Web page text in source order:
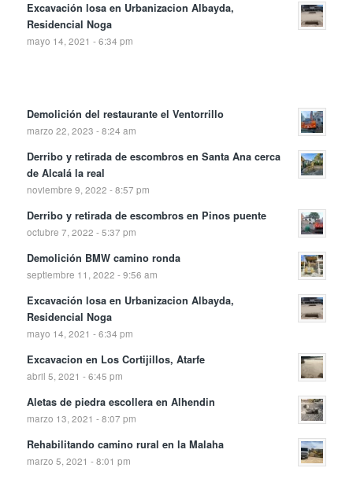
Excavación losa en Urbanizacion Albayda,
Residencial Noga
mayo 14, 2021 - 6:34 pm
Demolición del restaurante el Ventorrillo
marzo 22, 2023 - 8:24 am
Derribo y retirada de escombros en Santa Ana cerca
de Alcalá la real
noviembre 9, 2022 - 8:57 pm
Derribo y retirada de escombros en Pinos puente
octubre 7, 2022 - 5:37 pm
Demolición BMW camino ronda
septiembre 11, 2022 - 9:56 am
Excavación losa en Urbanizacion Albayda,
Residencial Noga
mayo 14, 2021 - 6:34 pm
Excavacion en Los Cortijillos, Atarfe
abril 5, 2021 - 6:45 pm
Aletas de piedra escollera en Alhendin
marzo 13, 2021 - 8:07 pm
Rehabilitando camino rural en la Malaha
marzo 5, 2021 - 8:01 pm